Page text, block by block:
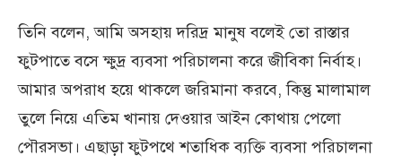
তিনি বলেন, আমি অসহায় দরিদ্র মানুষ বলেই তো রাস্তার
ফুটপাতে বসে ক্ষুদ্র ব্যবসা পরিচালনা করে জীবিকা নির্বাহ।
আমার অপরাধ হয়ে থাকলে জরিমানা করবে, কিন্তু মালামাল
তুলে নিয়ে এতিম খানায় দেওয়ার আইন কোথায় পেলো
পৌরসভা। এছাড়া ফুটপথে শতাধিক ব্যক্তি ব্যবসা পরিচালনা